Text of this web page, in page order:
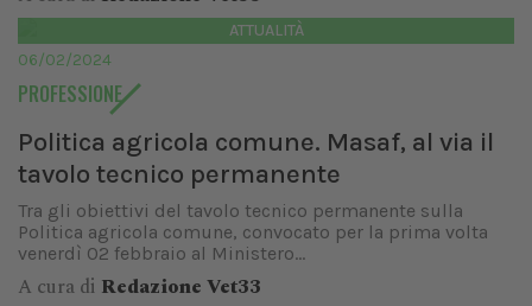
ATTUALITÀ
06/02/2024
PROFESSIONE
Politica agricola comune. Masaf, al via il
tavolo tecnico permanente
Tra gli obiettivi del tavolo tecnico permanente sulla
Politica agricola comune, convocato per la prima volta
venerdì 02 febbraio al Ministero...
A cura di Redazione Vet33